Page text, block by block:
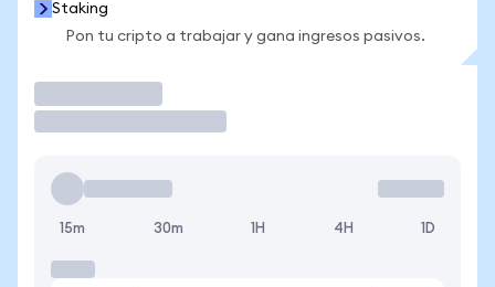
Staking
Pon tu cripto a trabajar y gana ingresos pasivos.
15m 30m 1H 4H 1D